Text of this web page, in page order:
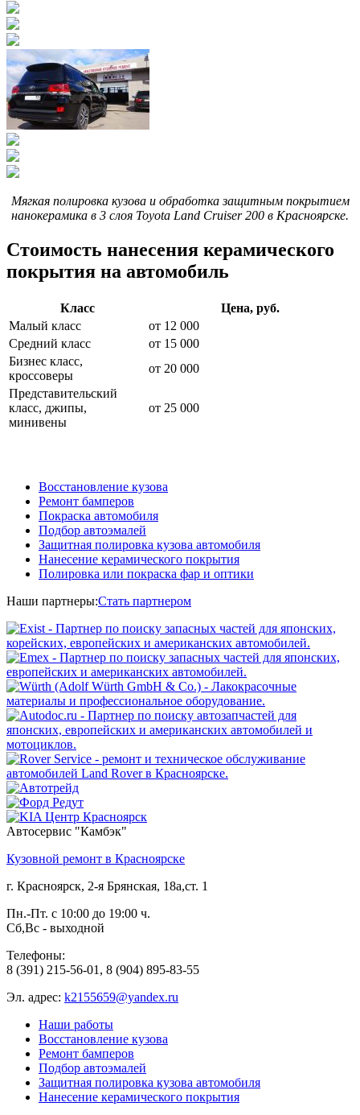
Мягкая полировка кузова и обработка защитным покрытием
нанокерамика в 3 слоя Toyota Land Cruiser 200 в Красноярске.
Стоимость нанесения керамического
покрытия на автомобиль
Класс
Цена, руб.
Малый класс
от 12 000
Средний класс
от 15 000
Бизнес класс,
кроссоверы
от 20 000
Представительский
класс, джипы,
минивены
от 25 000
Восстановление кузова
Ремонт бамперов
Покраска автомобиля
Подбор автоэмалей
Защитная полировка кузова автомобиля
Нанесение керамического покрытия
Полировка или покраска фар и оптики
Наши партнеры:Стать партнером
Автосервис "Камбэк"
Кузовной ремонт в Красноярске
г. Красноярск, 2-я Брянская, 18а,ст. 1
Пн.-Пт. с 10:00 до 19:00 ч.
Сб,Вс - выходной
Телефоны:
8 (391) 215-56-01 , 8 (904) 895-83-55
Эл. адрес: k2155659@yandex.ru
Наши работы
Восстановление кузова
Ремонт бамперов
Подбор автоэмалей
Защитная полировка кузова автомобиля
Нанесение керамического покрытия